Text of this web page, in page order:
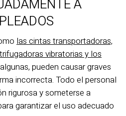
A
las cintas transportadoras,
vibratorias y los
pueden causar graves
incorrecta. Todo el personal
rigurosa y someterse a
garantizar el uso adecuado